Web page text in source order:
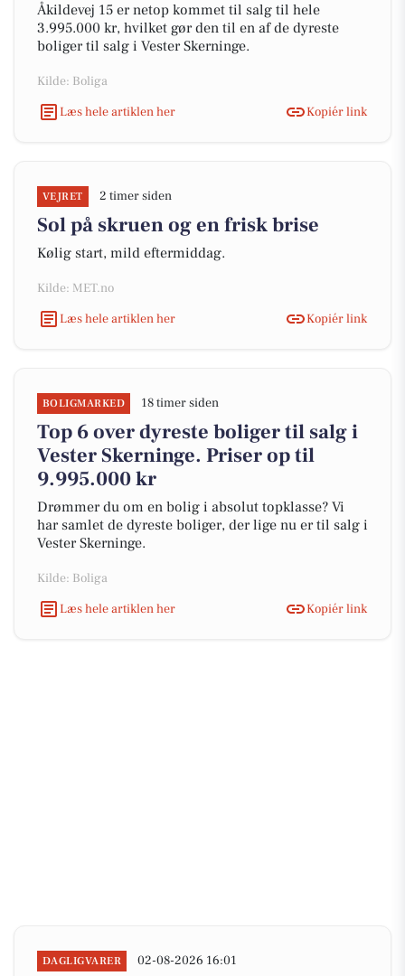
Åkildevej 15 er netop kommet til salg til hele
3.995.000 kr, hvilket gør den til en af de dyreste
boliger til salg i Vester Skerninge.
Kilde: Boliga
Læs hele artiklen her
Kopiér link
VEJRET 2 timer siden
Sol på skruen og en frisk brise
Kølig start, mild eftermiddag.
Kilde: MET.no
Læs hele artiklen her
Kopiér link
BOLIGMARKED 18 timer siden
Top 6 over dyreste boliger til salg i
Vester Skerninge. Priser op til
9.995.000 kr
Drømmer du om en bolig i absolut topklasse? Vi
har samlet de dyreste boliger, der lige nu er til salg i
Vester Skerninge.
Kilde: Boliga
Læs hele artiklen her
Kopiér link
DAGLIGVARER 02-08-2026 16:01